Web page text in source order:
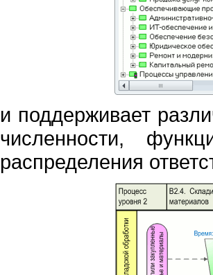
и поддерживает
численности,
распределения